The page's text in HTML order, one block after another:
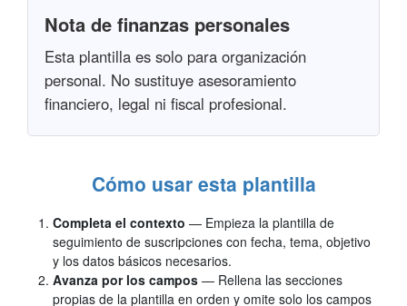
Nota de finanzas personales
Esta plantilla es solo para organización
personal. No sustituye asesoramiento
financiero, legal ni fiscal profesional.
Cómo usar esta plantilla
Completa el contexto — Empieza la plantilla de
seguimiento de suscripciones con fecha, tema, objetivo
y los datos básicos necesarios.
Avanza por los campos — Rellena las secciones
propias de la plantilla en orden y omite solo los campos